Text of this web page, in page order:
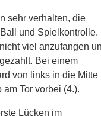
sehr verhalten, die
und Spielkontrolle.
viel anzufangen
Bei einem
von links in die Mitte
Tor vorbei (4.).
Lücken im